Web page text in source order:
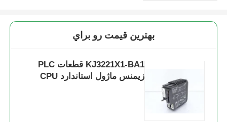
کارخانه تور
بهترين قيمت رو براي
KJ3221X1-BA1 قطعات PLC
زیمنس ماژول استاندارد CPU